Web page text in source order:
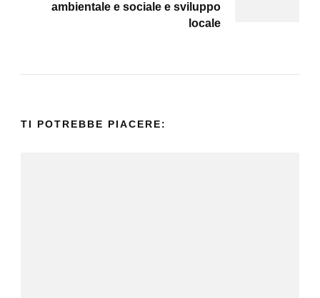
ambientale e sociale e sviluppo
locale
TI POTREBBE PIACERE: